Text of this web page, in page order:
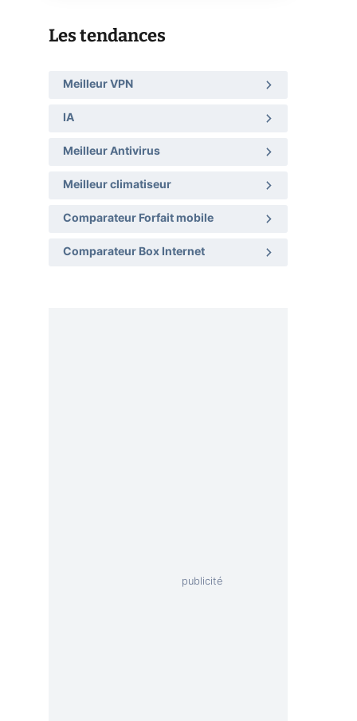
Les tendances
Meilleur VPN
IA
Meilleur Antivirus
Meilleur climatiseur
Comparateur Forfait mobile
Comparateur Box Internet